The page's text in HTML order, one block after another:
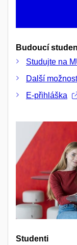
Budoucí
Studujte na
Další
E-přihláška
Studenti